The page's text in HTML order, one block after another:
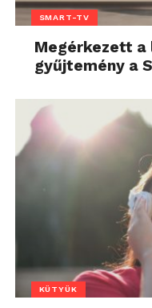
SMART-TV
Megérkezett a
gyűjtemény a
KÜTYÜK